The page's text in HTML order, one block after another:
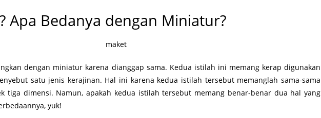
Apa Bedanya dengan Miniatur?
dengan miniatur karena dianggap sama. Kedua istilah ini memang kerap digunakan
satu jenis kerajinan. Hal ini karena kedua istilah tersebut memanglah sama-sama
tiga dimensi. Namun, apakah kedua istilah tersebut memang benar-benar dua hal yang
yuk!